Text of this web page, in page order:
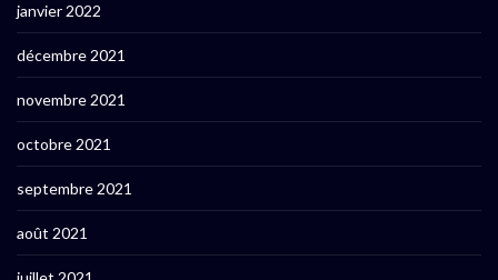
janvier 2022
décembre 2021
novembre 2021
octobre 2021
septembre 2021
août 2021